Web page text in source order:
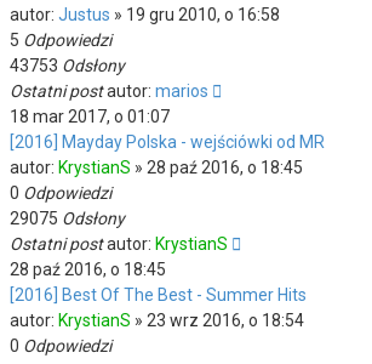
autor: Justus » 19 gru 2010, o 16:58
5 Odpowiedzi
43753 Odsłony
Ostatni postautor: marios
18 mar 2017, o 01:07
[2016] Mayday Polska - wejściówki od MR
autor: KrystianS » 28 paź 2016, o 18:45
0 Odpowiedzi
29075 Odsłony
Ostatni postautor: KrystianS
28 paź 2016, o 18:45
[2016] Best Of The Best - Summer Hits
autor: KrystianS » 23 wrz 2016, o 18:54
0 Odpowiedzi